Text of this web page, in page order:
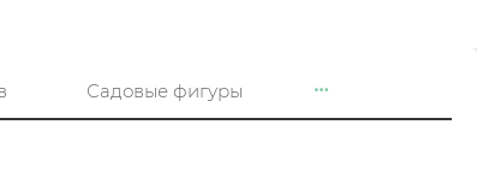
Садовые фигуры